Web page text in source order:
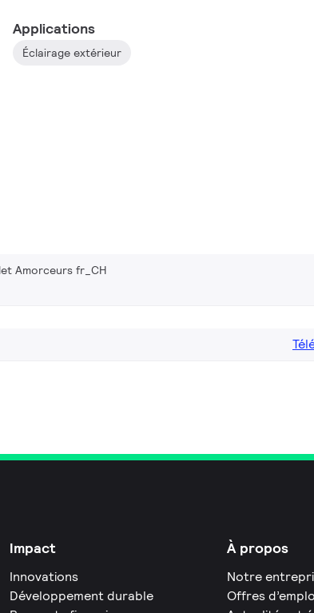
Applications
Éclairage extérieur
Amorceurs fr_CH
Impact
Innovations
Développement durable
À propos
Notre
Offres